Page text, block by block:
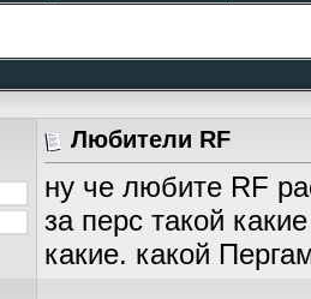
Любители RF
ну че любите RF
за перс такой
какие. какой